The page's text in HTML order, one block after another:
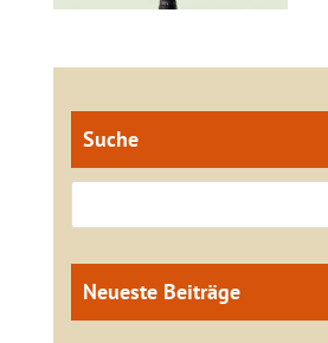
Suche
Neueste Beiträge